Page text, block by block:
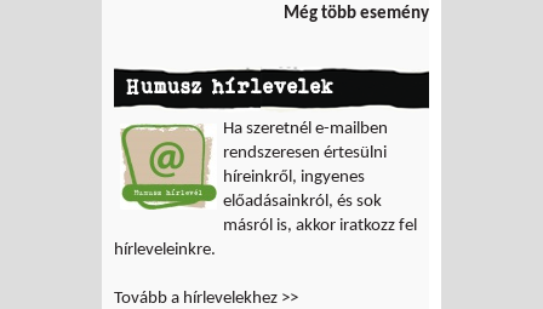
Még több esemény
Humusz hírlevelek
Ha szeretnél e-mailben
rendszeresen értesülni
híreinkről, ingyenes
előadásainkról, és sok
másról is, akkor iratkozz fel
hírleveleinkre.
Tovább a hírlevelekhez >>